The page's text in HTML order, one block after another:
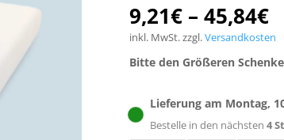
9,21€– 45,84€
inkl. MwSt.zzgl.Versandkosten
Bitte den Größeren
Lieferung am Montag,
Bestelle in den nächsten 4